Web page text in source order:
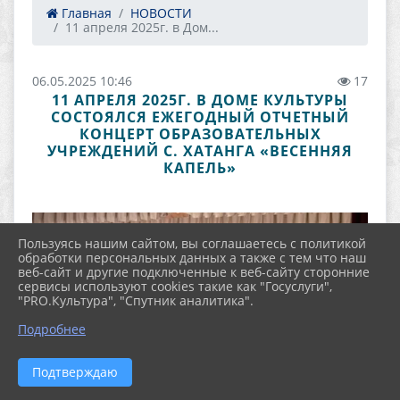
Главная
НОВОСТИ
11 апреля 2025г. в Дом...
06.05.2025 10:46 17
11 АПРЕЛЯ 2025Г. В ДОМЕ КУЛЬТУРЫ
СОСТОЯЛСЯ ЕЖЕГОДНЫЙ ОТЧЕТНЫЙ
КОНЦЕРТ ОБРАЗОВАТЕЛЬНЫХ
УЧРЕЖДЕНИЙ С. ХАТАНГА «ВЕСЕННЯЯ
КАПЕЛЬ»
Пользуясь нашим сайтом, вы соглашаетесь с политикой
обработки персональных данных а также с тем что наш
веб-сайт и другие подключенные к веб-сайту сторонние
сервисы используют cookies такие как "Госуслуги",
"PRO.Культура", "Спутник аналитика".
Подробнее
Подтверждаю